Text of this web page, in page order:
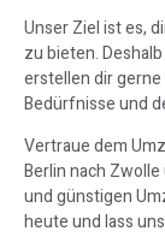
Unser Ziel ist es,
zu bieten.
erstellen dir
Bedürfnisse und
Vertraue dem
Berlin nach
und günstigen
heute und lass